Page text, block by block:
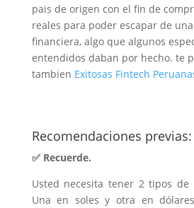
pais de origen con el fin de
reales para poder escapar de
financiera, algo que algunos
entendidos daban por hecho. te
tambien Exitosas Fintech
Recomendaciones previas:
✅ Recuerde.
Usted necesita tener 2 tipos de
Una en soles y otra en